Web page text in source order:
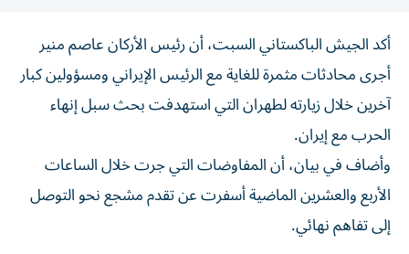
أكد ‌الجيش الباكستاني ​السبت، أن رئيس ‌الأركان عاصم ‌منير
أجرى محادثات ‌مثمرة للغاية ⁠مع الرئيس الإيراني ومسؤولين كبار
آخرين خلال زيارته لطهران التي استهدفت ​بحث سبل ‌إنهاء
الحرب مع إيران.
وأضاف ⁠في بيان، أن المفاوضات التي ​جرت ‌خلال ‌الساعات
الأربع والعشرين الماضية أسفرت عن ‌تقدم ‌مشجع ⁠نحو التوصل
‌إلى تفاهم نهائي.